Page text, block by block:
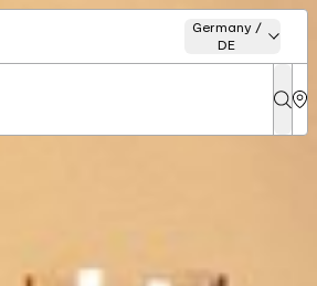
Germany /
DE